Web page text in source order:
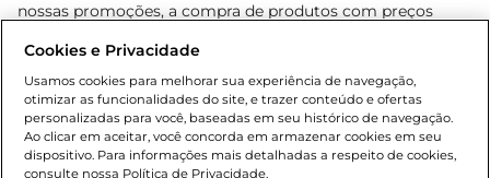
nossas promoções, a compra de produtos com preços
cliente. Os preços, ofertas e condições são exclusivos para
o e-commerce e válidos durante o dia de hoje, podendo
sofrer alterações sem prévia notificação. Proibida a venda
de bebidas alcoólicas para menores de 18 anos, conforme
Lei n.º 8069/90, art. 81, inciso II (Estatuto da Criança e do
Adolescente). Preços e condições exclusivos para o
Cookies e Privacidade
Usamos cookies para melhorar sua experiência de navegação,
otimizar as funcionalidades do site, e trazer conteúdo e ofertas
personalizadas para você, baseadas em seu histórico de navegação.
Ao clicar em aceitar, você concorda em armazenar cookies em seu
dispositivo. Para informações mais detalhadas a respeito de cookies,
consulte nossa Política de Privacidade.